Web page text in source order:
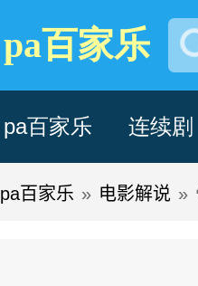
pa百家乐
pa百家乐 连续剧
pa百家乐 » 电影解说 »